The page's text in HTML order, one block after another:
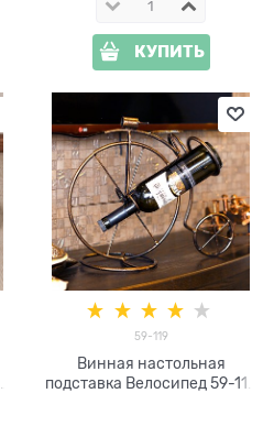
КУПИТЬ
59-119
Винная настольная
подставка Велосипед 59-119